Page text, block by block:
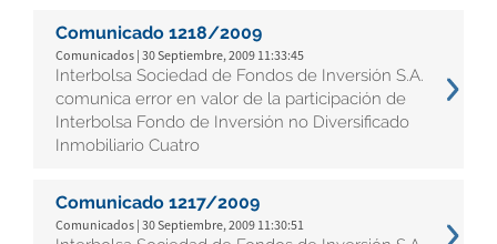
Comunicado 1218/2009
Comunicados | 30 Septiembre, 2009 11:33:45
Interbolsa Sociedad de Fondos de Inversión S.A.
comunica error en valor de la participación de
Interbolsa Fondo de Inversión no Diversificado
Inmobiliario Cuatro
Comunicado 1217/2009
Comunicados | 30 Septiembre, 2009 11:30:51